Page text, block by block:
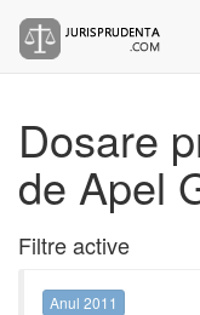
Dosare
de Apel
Filtre active
Anul 2011